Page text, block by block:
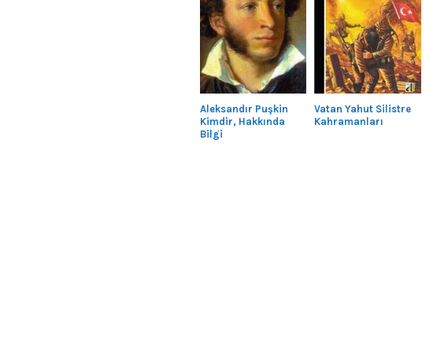
Aleksandır Puşkin
Kimdir, Hakkında
Bilgi
Vatan Yahut Silistre
Kahramanları